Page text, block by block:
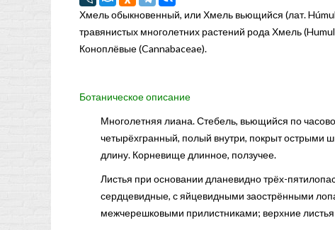
Хмель обыкновенный, или Хмель вьющийся (лат.
травянистых многолетних растений рода Хмель
Коноплёвые (Cannabaceae).
Ботаническое описание
Многолетняя лиана. Стебель, вьющийся по
четырёхгранный, полый внутри, покрыт острыми
длину. Корневище длинное, ползучее.
Листья при основании дланевидно трёх-
сердцевидные, с яйцевидными заострёнными
межчерешковыми прилистниками; верхние